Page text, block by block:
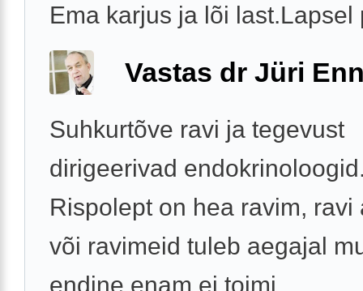
Ema karjus ja lõi last.Lapsel
Vastas dr Jüri
Suhkurtõve ravi ja tegevust
dirigeerivad
Rispolept on hea ravim, ravi
või ravimeid tuleb aegajal
endine enam ei toimi.